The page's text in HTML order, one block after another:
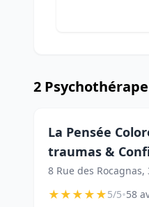
2
La Pensée
traumas &
8 Rue des
★★★★★5/5•58